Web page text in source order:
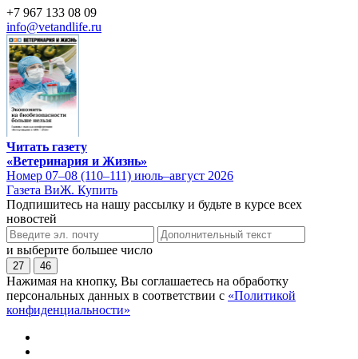
+7 967 133 08 09
info@vetandlife.ru
Читать газету
«Ветеринария и Жизнь»
Номер 07–08 (110–111) июль–август 2026
Газета ВиЖ. Купить
Подпишитесь на нашу рассылку и будьте в курсе всех
новостей
и выберите большее число
27 46
Нажимая на кнопку, Вы соглашаетесь на обработку
персональных данных в соответствии с «Политикой
конфиденциальности»